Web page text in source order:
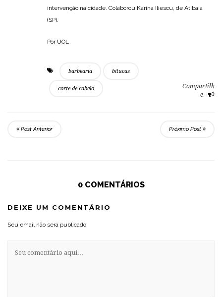
intervenção na cidade. Colaborou Karina Iliescu, de Atibaia
(SP).
Por UOL
barbearia bitucas
corte de cabelo
Compartilh
e
Post Anterior Próximo Post
0 COMENTÁRIOS
DEIXE UM COMENTÁRIO
Seu email não será publicado.